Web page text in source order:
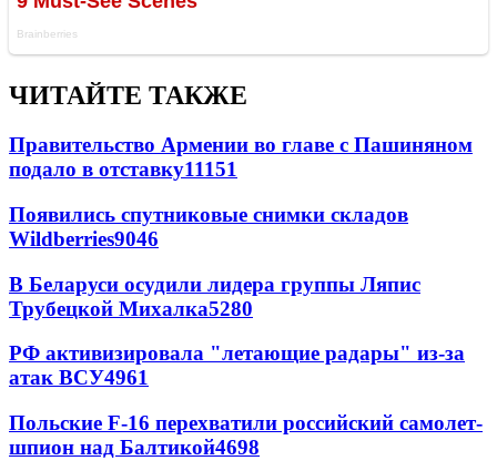
ЧИТАЙТЕ ТАКЖЕ
Правительство Армении во главе с Пашиняном
подало в отставку11151
Появились спутниковые снимки складов
Wildberries9046
В Беларуси осудили лидера группы Ляпис
Трубецкой Михалка5280
РФ активизировала "летающие радары" из-за
атак ВСУ4961
Польские F-16 перехватили российский самолет-
шпион над Балтикой4698